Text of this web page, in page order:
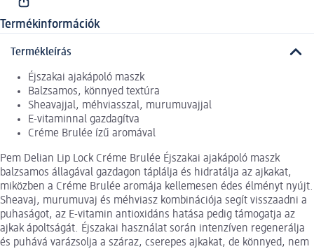
Termékinformációk
Termékleírás
Éjszakai ajakápoló maszk
Balzsamos, könnyed textúra
Sheavajjal, méhviasszal, murumuvajjal
E-vitaminnal gazdagítva
Créme Brulée ízű aromával
Pem Delian Lip Lock Créme Brulée Éjszakai ajakápoló maszk
balzsamos állagával gazdagon táplálja és hidratálja az ajkakat,
miközben a Créme Brulée aromája kellemesen édes élményt nyújt.
Sheavaj, murumuvaj és méhviasz kombinációja segít visszaadni a
puhaságot, az E-vitamin antioxidáns hatása pedig támogatja az
ajkak ápoltságát. Éjszakai használat során intenzíven regenerálja
és puhává varázsolja a száraz, cserepes ajkakat, de könnyed, nem